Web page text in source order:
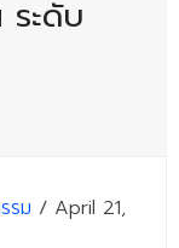
ะดับ
รม / April 21,